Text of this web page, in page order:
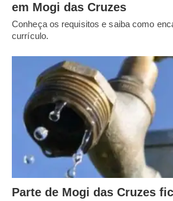
em Mogi das Cruzes
Conheça os requisitos e saiba como
currículo.
Parte de Mogi das Cruzes